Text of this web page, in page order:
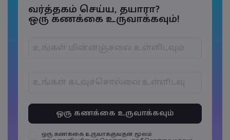
வர்த்தகம் செய்ய, தயாரா?
ஒரு கணக்கை உருவாக்கவும்!
இருக்க வேண்டும்
கடவுச்சொற்களில் குறைந்தது 1 எழுத்து
எண்ணாக இருக்க வேண்டும்
ஒரு கணக்கை உருவாக்குவதன் மூலம்